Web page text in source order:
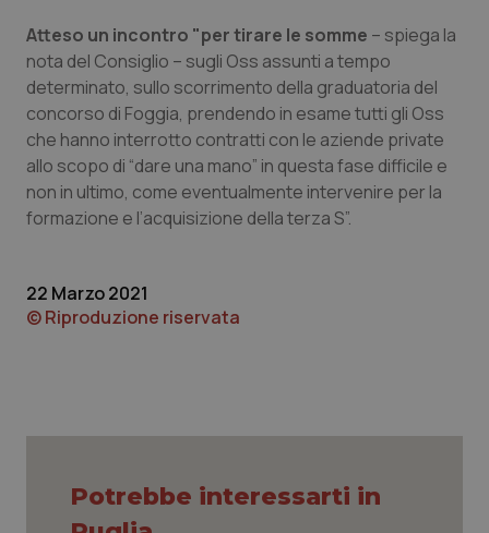
Molise
Piemonte
Provincia Autonoma di Bolzano
Provincia Autonoma di Trento
Sardegna
Epatiti
HIV
Infezioni & Febbre
Ipertensione & Scompenso
Malattia di Crohn & Rettocolite Ulcerosa
Atteso un incontro "per tirare le somme – spiega la
nota del Consiglio – sugli Oss assunti a tempo
determinato, sullo scorrimento della graduatoria del
concorso di Foggia, prendendo in esame tutti gli Oss
che hanno interrotto contratti con le aziende private
allo scopo di “dare una mano” in questa fase difficile e
non in ultimo, come eventualmente intervenire per la
formazione e l’acquisizione della terza S”.
22 Marzo 2021
© Riproduzione riservata
Potrebbe interessarti in